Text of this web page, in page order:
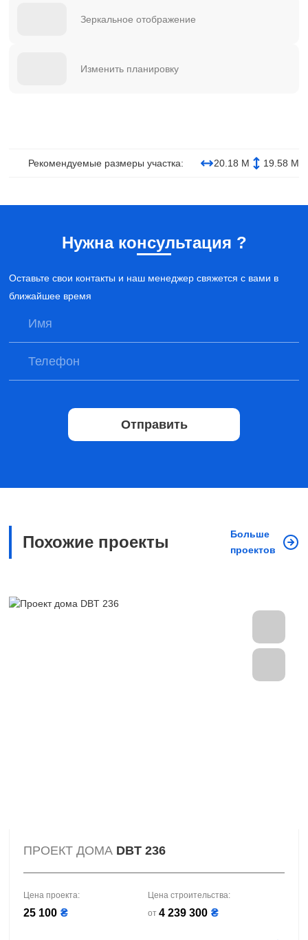
Зеркальное отображение
Изменить планировку
Рекомендуемые размеры участка: 20.18 М 19.58 М
Нужна консультация ?
Оставьте свои контакты и наш менеджер свяжется с вами в
ближайшее время
Отправить
Похожие проекты
Больше
проектов
ПРОЕКТ ДОМА DBT 236
Цена проекта:
25 100 ₴
Цена строительства:
от 4 239 300 ₴